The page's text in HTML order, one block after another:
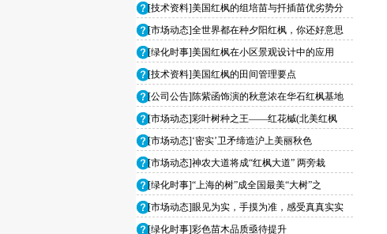
[技术资料]美国红枫的组培苗与扦插苗优劣势分
[市场动态]全世界都在种夕阳红枫，你还好意思
[绿化时事]美国红枫在小区景观设计中的应用
[技术资料]美国红枫的田间管理要点
[公司公告]陈紫函饰演的秋意浓在华石红枫基地
[市场动态]彩叶树种之王——红花槭(北美红枫
[市场动态]‘密实’卫矛缔造沪上美丽秋色
[市场动态]神农大道将成“红枫大道” 两旁栽
[绿化时事]“上海的树”成全国最美“大树”之
[市场动态]眼见为实，手摸为准，感受真真实实
[绿化时事]彩色苗木品质亟待提升